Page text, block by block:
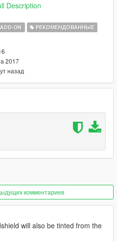
version with full tinted;
Description
ON РЕКОМЕНДОВАННЫЕ
2017
назад
комментариев
will also be tinted from the